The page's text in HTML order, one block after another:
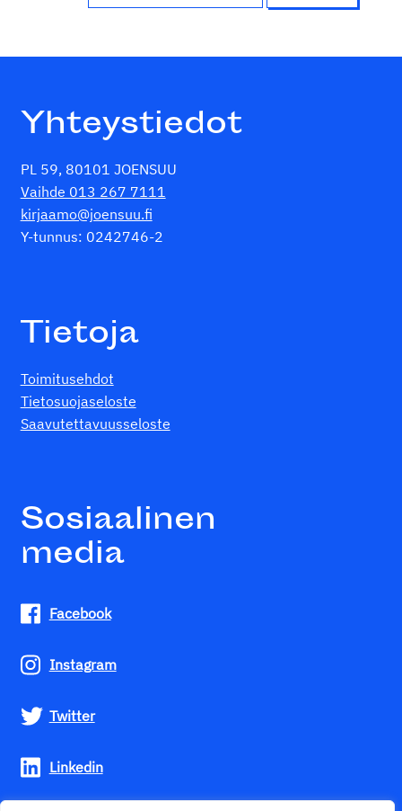
Yhteystiedot
PL 59, 80101 JOENSUU
Vaihde 013 267 7111
kirjaamo@joensuu.fi
Y-tunnus: 0242746-2
Tietoja
Toimitusehdot
Tietosuojaseloste
Saavutettavuusseloste
Sosiaalinen
media
Facebook
Instagram
Twitter
Linkedin